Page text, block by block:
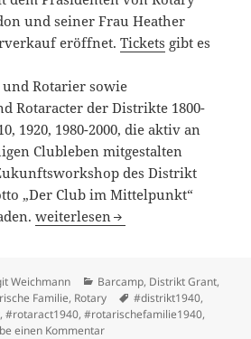
und seiner Frau Heather
eröffnet.Tickets gibt es
Rotarier sowie
Rotaracter der Distrikte 1800-
1920, 1980-2000, die aktiv an
Clubleben mitgestalten
des Distrikt
„Der Club im Mittelpunkt“
Zukunftsworkshop: „Der Club
weiterlesen
Weichmann Kategorien
Barcamp, Distrikt Grant,
Familie, Rotary Schlagwörter
#distrikt1940,
,#rotaract1940,#rotarischefamilie1940,
einen Kommentarzu Zukunftsworkshop: „Der